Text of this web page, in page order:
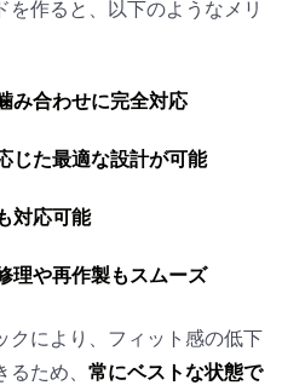
作ると、以下のようなメリ
み合わせに完全対応
じた最適な設計が可能
対応可能
理や再作製もスムーズ
クにより、フィット感の低下
ため、 常にベストな状態で